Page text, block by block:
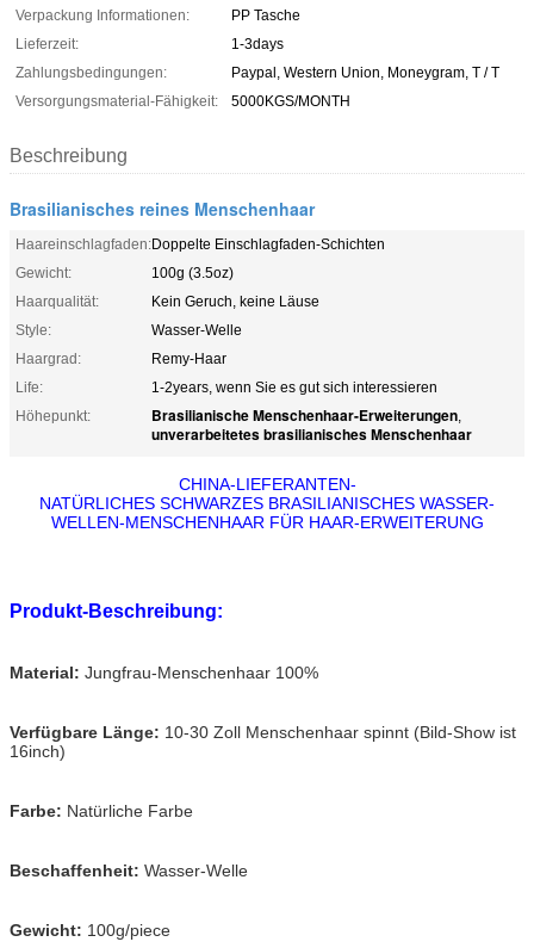
Verpackung Informationen:
PP Tasche
Lieferzeit:
1-3days
Zahlungsbedingungen:
Paypal, Western Union, Moneygram, T / T
Versorgungsmaterial-Fähigkeit:
5000KGS/MONTH
Beschreibung
Brasilianisches reines Menschenhaar
Haareinschlagfaden:Doppelte Einschlagfaden-Schichten
Gewicht:
100g (3.5oz)
Haarqualität:
Kein Geruch, keine Läuse
Style:
Wasser-Welle
Haargrad:
Remy-Haar
Life:
1-2years, wenn Sie es gut sich interessieren
Höhepunkt:
Brasilianische Menschenhaar-Erweiterungen,
unverarbeitetes brasilianisches Menschenhaar
CHINA-LIEFERANTEN-
NATÜRLICHES SCHWARZES BRASILIANISCHES WASSER-
WELLEN-MENSCHENHAAR FÜR HAAR-ERWEITERUNG
Produkt-Beschreibung:
Material: Jungfrau-Menschenhaar 100%
Verfügbare Länge: 10-30 Zoll Menschenhaar spinnt (Bild-Show ist
16inch)
Farbe: Natürliche Farbe
Beschaffenheit: Wasser-Welle
Gewicht: 100g/piece